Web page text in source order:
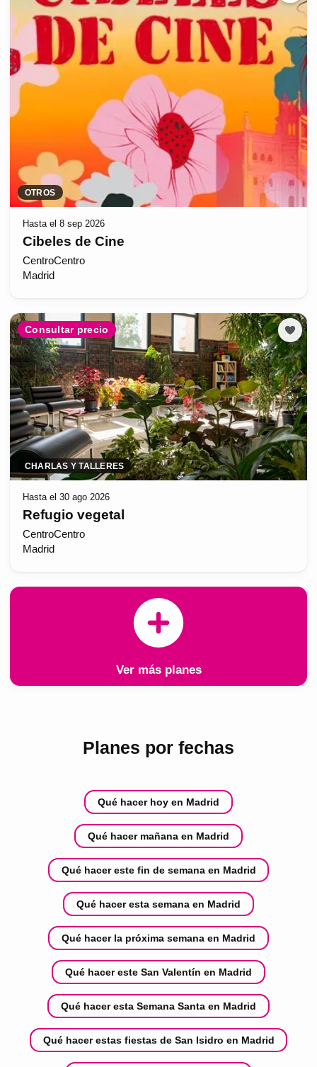
OTROS
Hasta el 8 sep 2026
Cibeles de Cine
CentroCentro
Madrid
Consultar precio
CHARLAS Y TALLERES
Hasta el 30 ago 2026
Refugio vegetal
CentroCentro
Madrid
Ver más planes
Planes por fechas
Qué hacer hoy en Madrid
Qué hacer mañana en Madrid
Qué hacer este fin de semana en Madrid
Qué hacer esta semana en Madrid
Qué hacer la próxima semana en Madrid
Qué hacer este San Valentín en Madrid
Qué hacer esta Semana Santa en Madrid
Qué hacer estas fiestas de San Isidro en Madrid